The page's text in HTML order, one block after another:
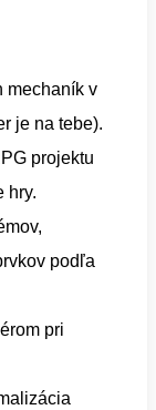
mechaník v
je na tebe).
projektu
hry.
podľa
pri